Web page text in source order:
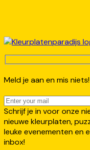
Meld je aan en mis niets!
Schrijf je in voor onze
nieuwe kleurplaten,
leuke evenementen en
inbox!